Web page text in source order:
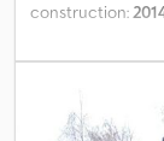
construction:
options et
Remarques =
ROPS avec
vibration à